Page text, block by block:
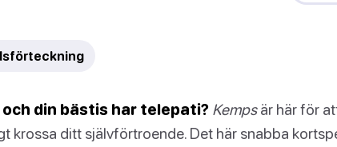
din bästis har telepati? Kempsär här för
krossa ditt självförtroende. Det här snabba